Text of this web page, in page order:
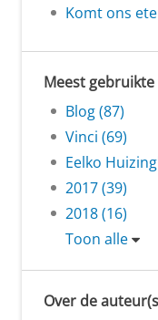
Komt ons
Meest gebruikte
Blog (87)
Vinci (69)
Eelko
2017 (39)
2018 (16)
Toon alle
Over de